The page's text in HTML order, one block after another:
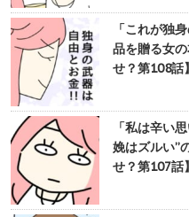
「これが独
品を贈る女
せ？第108話
「私は辛い
娩はズルい”
せ？第107話